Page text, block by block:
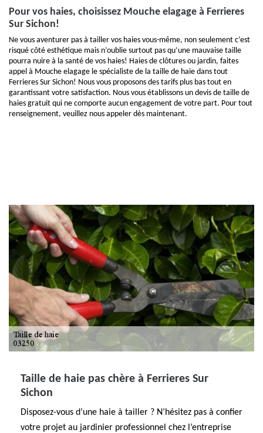
Pour vos haies, choisissez Mouche elagage à Ferrieres
Sur Sichon!
Ne vous aventurer pas à tailler vos haies vous-même, non seulement c’est
risqué côté esthétique mais n’oublie surtout pas qu’une mauvaise taille
pourra nuire à la santé de vos haies! Haies de clôtures ou jardin, faites
appel à Mouche elagage le spécialiste de la taille de haie dans tout
Ferrieres Sur Sichon! Nous vous proposons des tarifs plus bas tout en
garantissant votre satisfaction. Nous vous établissons un devis de taille de
haies gratuit qui ne comporte aucun engagement de votre part. Pour tout
renseignement, veuillez nous appeler dès maintenant.
Taille de haie pas chère à Ferrieres Sur
Sichon
Disposez-vous d’une haie à tailler ? N’hésitez pas à confier
votre projet au jardinier professionnel chez l’entreprise